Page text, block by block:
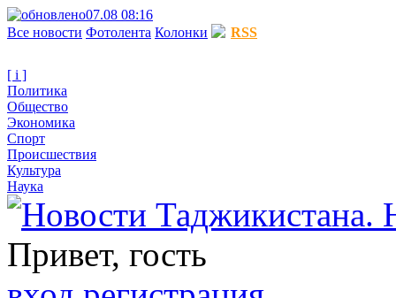
07.08 08:16
Все новости Фотолента Колонки RSS
[ i ]
Политика
Общество
Экономика
Спорт
Происшествия
Культура
Наука
Привет, гость